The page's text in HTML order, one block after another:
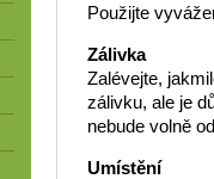
Použijte
Zálivka
Zalévejte,
zálivku, ale je
nebude volně
Umístění